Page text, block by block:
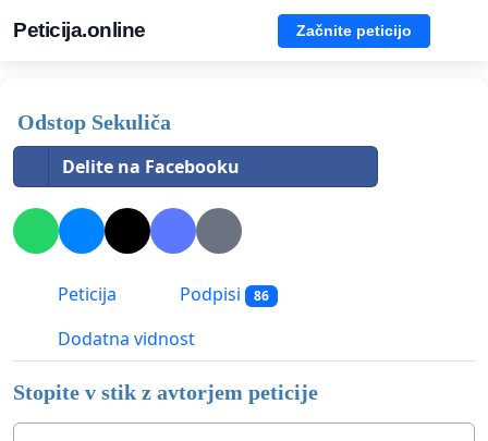
Peticija.online Začnite peticijo
Odstop Sekuliča
Delite na Facebooku
Peticija Podpisi 86
Dodatna vidnost
Stopite v stik z avtorjem peticije